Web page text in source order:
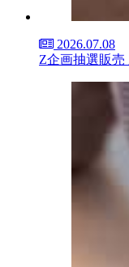
2026.07.08
Z企画抽選販売